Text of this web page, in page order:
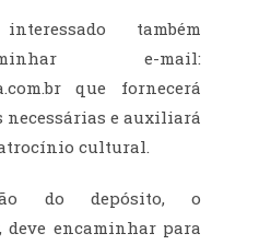
também
e-mail:
que fornecerá
necessárias e auxiliará
cultural.
do depósito, o
deve encaminhar para